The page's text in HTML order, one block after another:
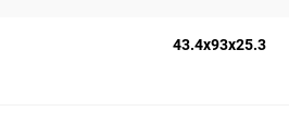
43.4x93x25.3